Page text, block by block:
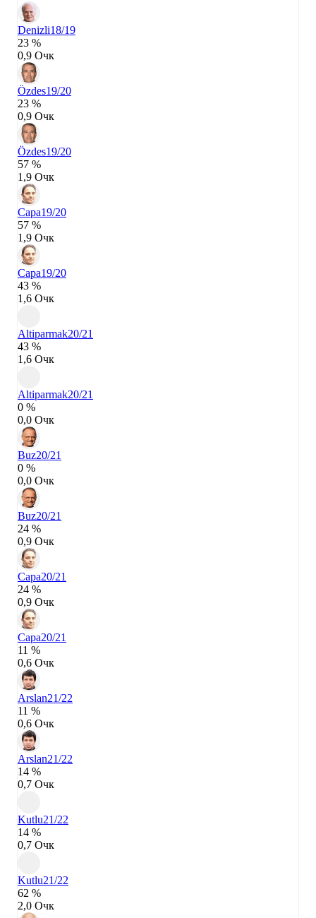
Denizli18/19
23 %
0,9 Очк
Özdes19/20
23 %
0,9 Очк
Özdes19/20
57 %
1,9 Очк
Capa19/20
57 %
1,9 Очк
Capa19/20
43 %
1,6 Очк
Altiparmak20/21
43 %
1,6 Очк
Altiparmak20/21
0 %
0,0 Очк
Buz20/21
0 %
0,0 Очк
Buz20/21
24 %
0,9 Очк
Capa20/21
24 %
0,9 Очк
Capa20/21
11 %
0,6 Очк
Arslan21/22
11 %
0,6 Очк
Arslan21/22
14 %
0,7 Очк
Kutlu21/22
14 %
0,7 Очк
Kutlu21/22
62 %
2,0 Очк